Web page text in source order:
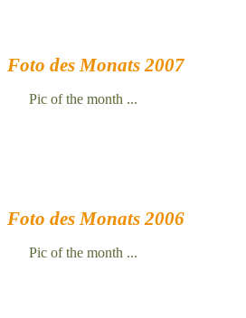
Foto des Monats 2007
Pic of the month ...
Foto des Monats 2006
Pic of the month ...